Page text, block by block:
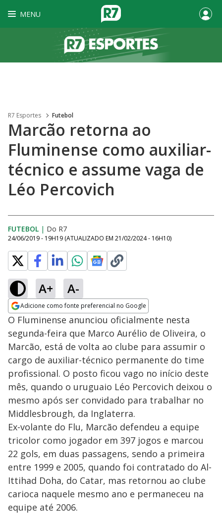
MENU
R7 Esportes Futebol
Marcão retorna ao
Fluminense como auxiliar-
técnico e assume vaga de
Léo Percovich
FUTEBOL | Do R7
24/06/2019 - 19H19 (ATUALIZADO EM 21/02/2024 - 16H10)
A+ A-
Adicione como fonte preferencial no Google
Opens in new window
O Fluminense anunciou oficialmente nesta
segunda-feira que Marco Aurélio de Oliveira, o
Marcão, está de volta ao clube para assumir o
cargo de auxiliar-técnico permanente do time
profissional. O posto ficou vago no início deste
mês, quando o uruguaio Léo Percovich deixou o
mesmo após ser convidado para trabalhar no
Middlesbrough, da Inglaterra.
Ex-volante do Flu, Marcão defendeu a equipe
tricolor como jogador em 397 jogos e marcou
22 gols, em duas passagens, sendo a primeira
entre 1999 e 2005, quando foi contratado do Al-
Ittihad Doha, do Catar, mas retornou ao clube
carioca naquele mesmo ano e permaneceu na
equipe até 2006.